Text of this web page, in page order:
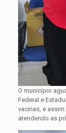
O município
Federal e
vacinas, e
atendendo as